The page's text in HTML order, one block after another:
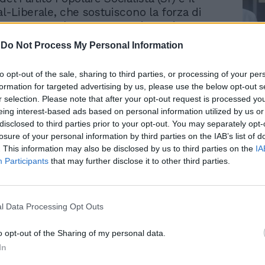
Do Not Process My Personal Information
opt-out of the sale, sharing to third parties, or processing of your
for targeted advertising by us, please use the below opt-out
selection. Please note that after your opt-out request is processed
interest-based ads based on personal information utilized by us
to third parties prior to your opt-out. You may separately
of your personal information by third parties on the IAB’s list of
This information may also be disclosed by us to third parties on the
Participants that may further disclose it to other third parties.
Data Processing Opt Outs
opt-out of the Sharing of my personal data.
Liberale, che sostuiscono la forza di
Venstre. Il nuovo esecutivo, orientato
rispetto al precedente, punta a varare
importanti riforme sociali. Il leader
ecosocialista il cui sostegno
sarà determinante per la tenuta della
ha annunciato che la coalizione si è
a rendere le cure dentistiche "gratuite per
entro dieci anni. Tra le altre misure
figurano la riduzione delle tariffe del
la costruzione di nuovi alloggi a
e l'azzeramento dell'imposta sulle
nascita del governo mette fine a
un ruolo decisivo è stato svolto dal
Esteri e leader dei Moderati, Lars
Rudy Giuliani a Come States?
Trump, Meloni e la strategia
americana